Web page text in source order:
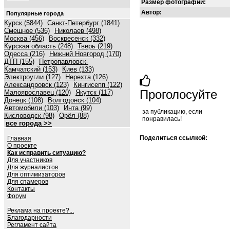
Популярные города
Курск (5844) Санкт-Петербург (1841)
Смешное (536)
Николаев (498)
Москва (456)
Воскресенск (332)
Курская область (248) Тверь (219)
Одесса (216)
Нижний Новгород (170)
ДТП (155)
Петропавловск-
Камчатский (153)
Киев (133)
Электроугли (127)
Нерехта (126)
Александровск (123)
Кингисепп (122)
Малоярославец (120) Якутск (117)
Донецк (108)
Волгодонск (104)
Автомобили (103)
Инта (99)
Кисловодск (98) Орёл (88)
все города >>
Главная
О проекте
Как исправить ситуацию?
Для участников
Для журналистов
Для оптимизаторов
Для спамеров
Контакты
Форум
Реклама на проекте?...
Благодарности
Регламент сайта
Размер фотографии:
Автор:
Проголосуйте
за публикацию, если
понравилась!
Поделиться ссылкой: